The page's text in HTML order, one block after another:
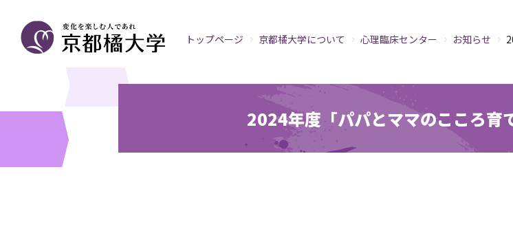
トップページ 京都橘大学について 心理臨床センター お知らせ
2024年度「パパとママのこころ育